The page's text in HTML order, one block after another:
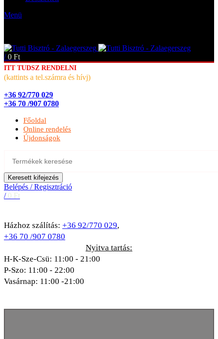
Menü
/ 0 Ft
ITT TUDSZ RENDELNI
(kattints a tel.számra és hívj)
+36 92/770 029
+36 70 /907 0780
Főoldal
Online rendelés
Újdonságok
Keresett kifejezés
Belépés / Regisztráció
/ 0 Ft
Házhoz szálítás: +36 92/770 029,
+36 70 /907 0780
Nyitva tartás:
H-K-Sze-Csü: 11:00 - 21:00
P-Szo: 11:00 - 22:00
Vasárnap: 11:00 -21:00